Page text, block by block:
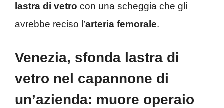
lastra di vetro con una scheggia che gli
avrebbe reciso l’arteria femorale.
Venezia, sfonda lastra di
vetro nel capannone di
un’azienda: muore operaio